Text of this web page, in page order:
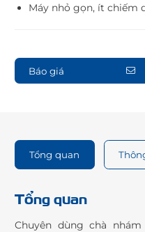
Máy nhỏ gọn, ít chiếm
Báo giá
Tổng quan
Tổng quan
Chuyên dùng chà